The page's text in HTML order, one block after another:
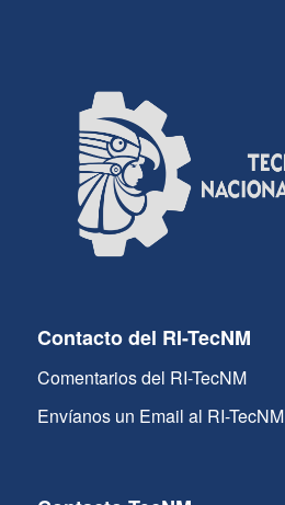
Contacto del RI-TecNM
Comentarios del RI-TecNM
Envíanos un Email al RI-TecNM